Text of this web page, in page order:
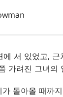
에 서 있었고,
가려진 그녀의
돌아올 때까